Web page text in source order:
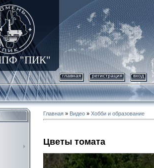
"ПИК"
главная регистрация вход
Главная » Видео » Хобби и образование
Цветы томата